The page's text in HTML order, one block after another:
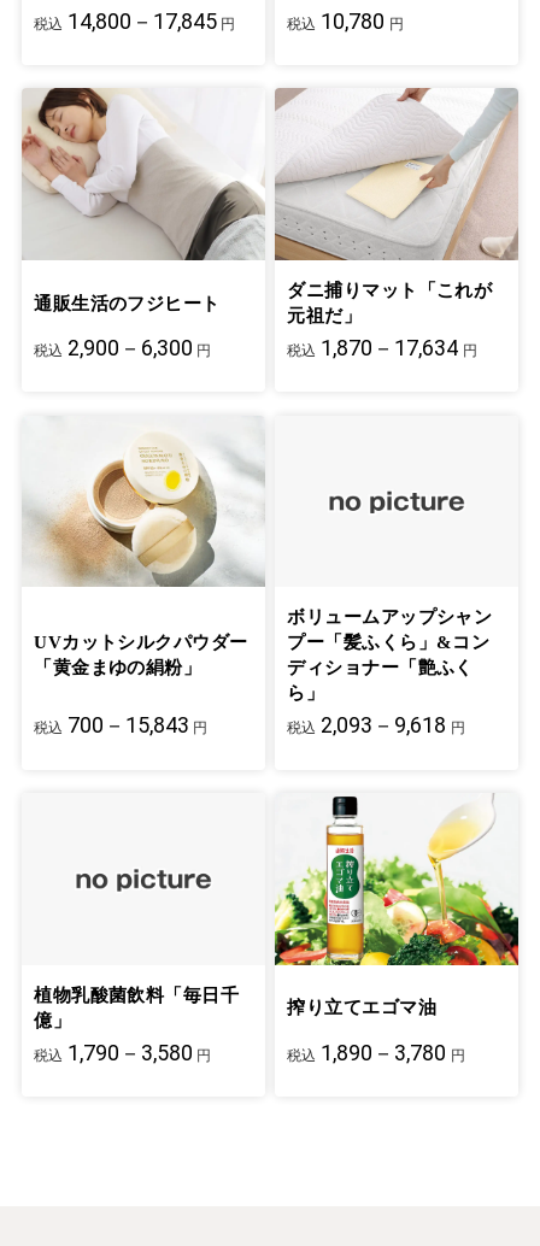
税込 14,800－17,845 円 税込 10,780 円
通販生活のフジヒート
税込 2,900－6,300 円
ダニ捕りマット「これが
元祖だ」
税込 1,870－17,634 円
UVカットシルクパウダー
「黄金まゆの絹粉」
税込 700－15,843 円
ボリュームアップシャン
プー「髪ふくら」&コン
ディショナー「艶ふく
ら」
税込 2,093－9,618 円
植物乳酸菌飲料「毎日千
億」
税込 1,790－3,580 円
搾り立てエゴマ油
税込 1,890－3,780 円